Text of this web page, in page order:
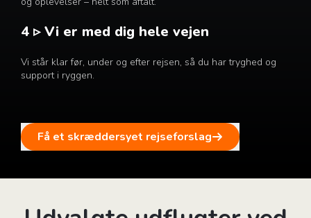
4 ▹ Vi er med dig hele vejen
Vi står klar før, under og efter rejsen, så du har tryghed og
support i ryggen.
Få et skræddersyet rejseforslag